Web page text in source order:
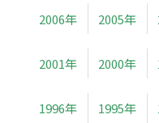
2006年 2005年
2001年 2000年
1996年 1995年